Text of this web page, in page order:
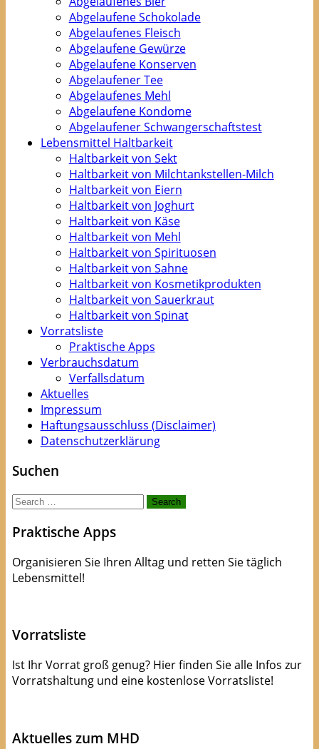
Abgelaufene Schokolade
Abgelaufenes Fleisch
Abgelaufene Gewürze
Abgelaufene Konserven
Abgelaufener Tee
Abgelaufenes Mehl
Abgelaufene Kondome
Abgelaufener Schwangerschaftstest
Lebensmittel Haltbarkeit
Haltbarkeit von Sekt
Haltbarkeit von Milchtankstellen-Milch
Haltbarkeit von Eiern
Haltbarkeit von Joghurt
Haltbarkeit von Käse
Haltbarkeit von Mehl
Haltbarkeit von Spirituosen
Haltbarkeit von Sahne
Haltbarkeit von Kosmetikprodukten
Haltbarkeit von Sauerkraut
Haltbarkeit von Spinat
Vorratsliste
Praktische Apps
Verbrauchsdatum
Verfallsdatum
Aktuelles
Impressum
Haftungsausschluss (Disclaimer)
Datenschutzerklärung
Suchen
Search
Praktische Apps
Organisieren Sie Ihren Alltag und retten Sie täglich
Lebensmittel!
Vorratsliste
Ist Ihr Vorrat groß genug? Hier finden Sie alle Infos zur
Vorratshaltung und eine kostenlose Vorratsliste!
Aktuelles zum MHD